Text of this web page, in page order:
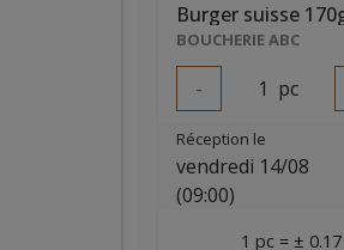
Burger suisse
BOUCHERIE ABC
- 1 pc
Réception le
vendredi 14/08
(09:00)
1 pc = ±